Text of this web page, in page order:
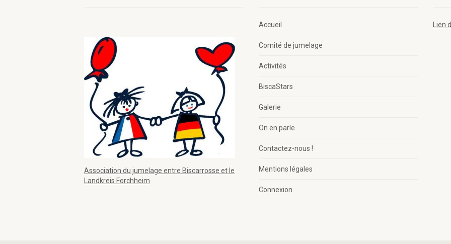
Association du jumelage entre Biscarrosse et le
Landkreis Forchheim
Accueil
Comité de jumelage
Activités
BiscaStars
Galerie
On en parle
Contactez-nous !
Mentions légales
Connexion
Lien